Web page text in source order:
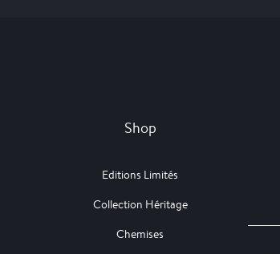
Shop
Editions Limités
Collection Héritage
Chemises